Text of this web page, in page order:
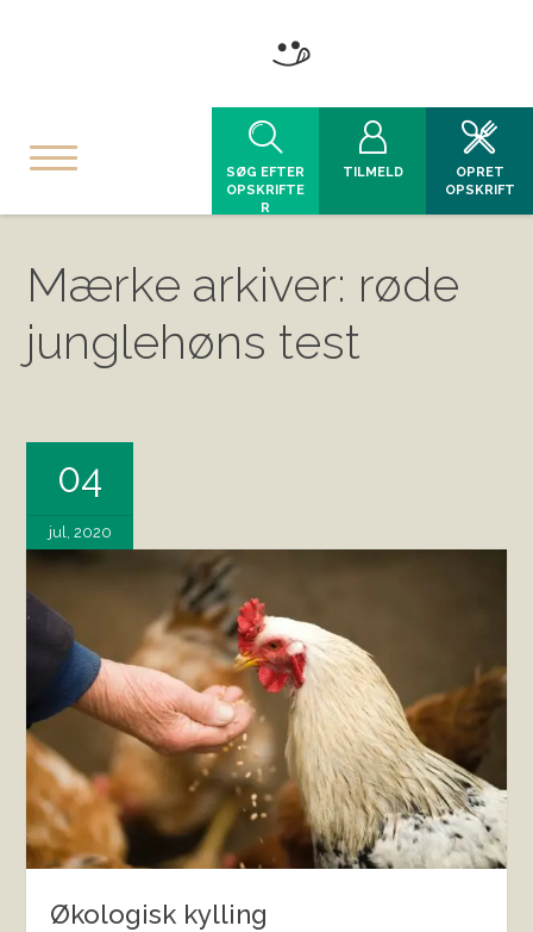
SØG EFTER
OPSKRIFTE
R
TILMELD
OPRET
OPSKRIFT
Mærke arkiver: røde
junglehøns test
04
jul, 2020
Økologisk kylling